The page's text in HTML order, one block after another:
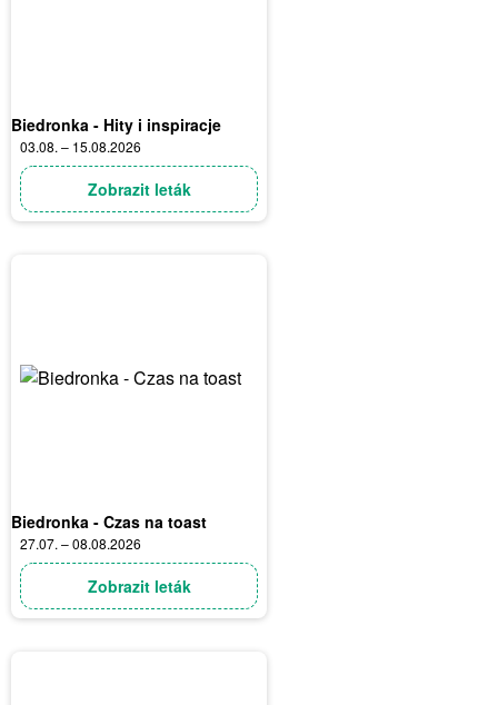
Biedronka - Hity i inspiracje
03.08. – 15.08.2026
Zobrazit leták
Biedronka - Czas na toast
27.07. – 08.08.2026
Zobrazit leták